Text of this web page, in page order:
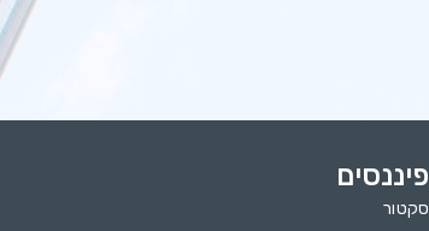
פיננסים
סקטור